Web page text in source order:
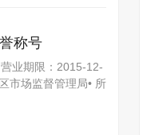
称号
业期限：2015-12-
市场监督管理局• 所